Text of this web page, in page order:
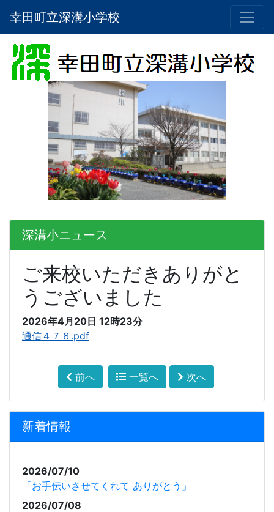
幸田町立深溝小学校
深溝小ニュース
ご来校いただきありがと
うございました
2026年4月20日 12時23分
通信４７６.pdf
前へ 一覧へ 次へ
新着情報
2026/07/10
「お手伝いさせてくれて ありがとう」
2026/07/08